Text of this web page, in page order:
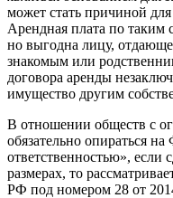
может стать причиной
Арендная плата по таким
но выгодна лицу,
знакомым или
договора аренды
имущество другим
В отношении обществ с
обязательно опираться
ответственностью», если
размерах, то
РФ под номером 28 от